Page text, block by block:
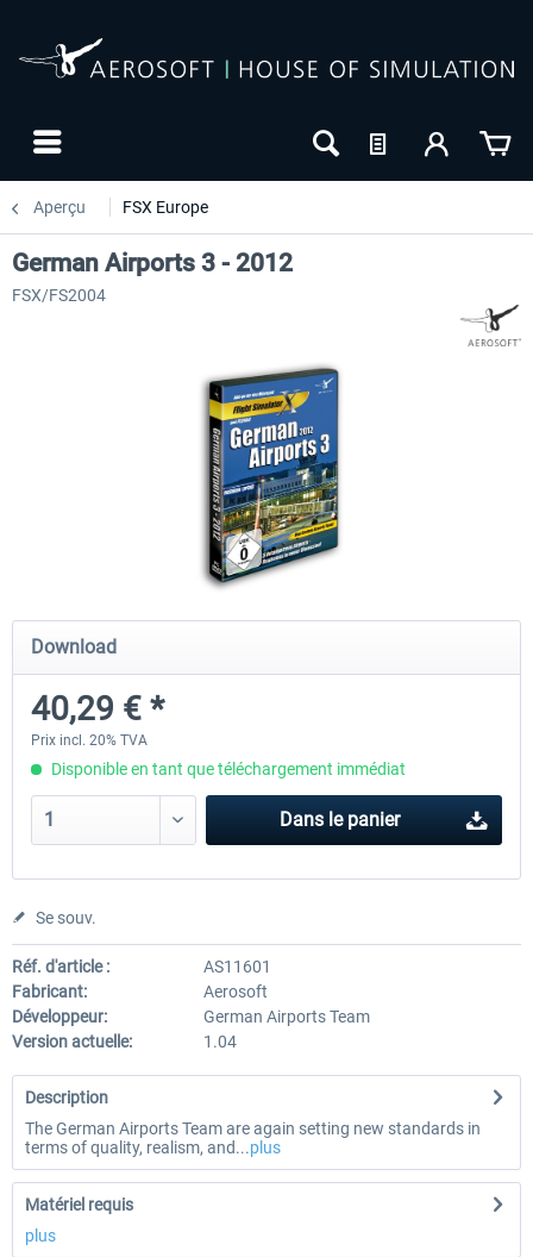
Aperçu FSX Europe
Mega Airport Frankfurt V2.0
30,20 € *
Mega Airport Berlin
German Airports 3 - 2012
FSX/FS2004
Download
40,29 € *
Prix incl. 20% TVA
Disponible en tant que téléchargement immédiat
Dans le panier
Se souv.
Réf. d'article :
AS11601
Fabricant:
Aerosoft
Développeur:
German Airports Team
Version actuelle:
1.04
Description
The German Airports Team are again setting new standards in
terms of quality, realism, and...plus
Matériel requis
plus